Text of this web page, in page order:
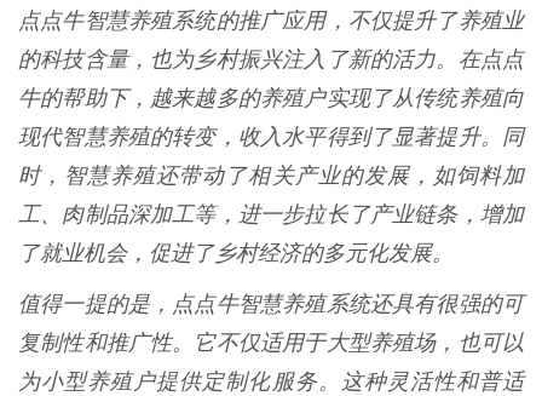
点点牛智慧养殖系统的推广应用，不仅提升了养殖业
的科技含量，也为乡村振兴注入了新的活力。在点点
牛的帮助下，越来越多的养殖户实现了从传统养殖向
现代智慧养殖的转变，收入水平得到了显著提升。同
时，智慧养殖还带动了相关产业的发展，如饲料加
工、肉制品深加工等，进一步拉长了产业链条，增加
了就业机会，促进了乡村经济的多元化发展。
值得一提的是，点点牛智慧养殖系统还具有很强的可
复制性和推广性。它不仅适用于大型养殖场，也可以
为小型养殖户提供定制化服务。这种灵活性和普适